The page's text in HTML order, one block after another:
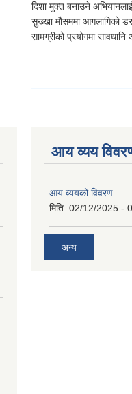
दिशा मुक्त बनाउने
सुख्खा मौसममा आगलागिको
सामग्रीको प्रयोगमा
आय व्यय
आय व्ययको विवरण
मिति: 02/12/2025 -
अन्य